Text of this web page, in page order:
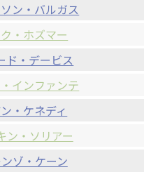
ン・バルガス
・ホズマー
ド・デービス
インファンテ
・ケネディ
ン・ソリアー
ゾ・ケーン